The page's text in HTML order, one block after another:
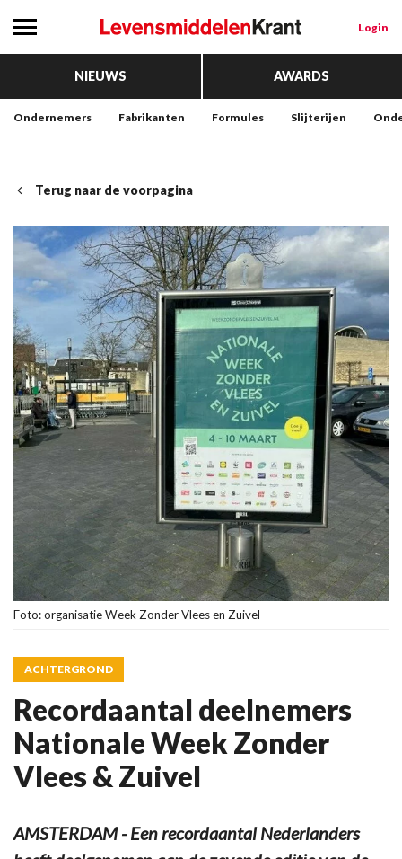
Login
NIEUWS AWARDS
Ondernemers Fabrikanten Formules Slijterijen
Terug naar de voorpagina
Foto: organisatie Week Zonder Vlees en Zuivel
ACHTERGROND
Recordaantal deelnemers
Nationale Week Zonder
Vlees & Zuivel
AMSTERDAM - Een recordaantal Nederlanders